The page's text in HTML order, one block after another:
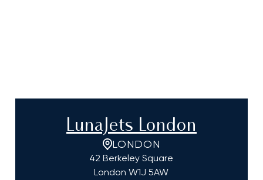
LunaJets London
LONDON
42 Berkeley Square
London W1J 5AW